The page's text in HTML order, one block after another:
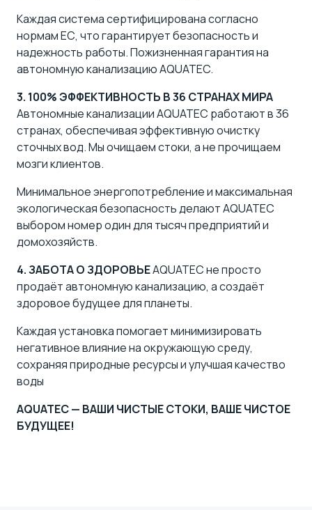
Каждая системасертифицирована согласно
нормам ЕС, что гарантирует безопасность и
надежность работы. Пожизненная гарантия на
автономную канализацию AQUATEC.
3. 100% ЭФФЕКТИВНОСТЬ В 36 СТРАНАХ МИРА
Автономные канализации AQUATEC работают в 36
странах, обеспечивая эффективную очистку
сточных вод. Мы очищаем стоки, а не прочищаем
мозги клиентов.
Минимальное энергопотребление и максимальная
экологическая безопасность делают AQUATEC
выбором номер один для тысяч предприятий и
домохозяйств.
4. ЗАБОТА О ЗДОРОВЬЕAQUATEC не просто
продаёт автономную канализацию, а создаёт
здоровое будущее для планеты.
Каждая установка помогает минимизировать
негативное влияние на окружающую среду,
сохраняя природные ресурсы и улучшая качество
воды
AQUATEC — ВАШИ ЧИСТЫЕ СТОКИ, ВАШЕ ЧИСТОЕ
БУДУЩЕЕ!